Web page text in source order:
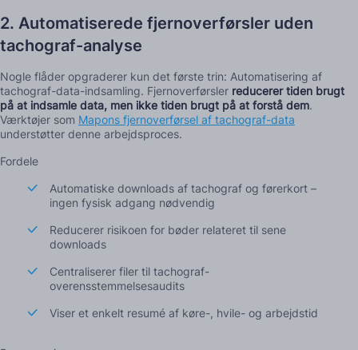
2. Automatiserede fjernoverførsler uden
tachograf-analyse
Nogle flåder opgraderer kun det første trin: Automatisering af
tachograf-data-indsamling. Fjernoverførsler reducerer tiden brugt
på at indsamle data, men ikke tiden brugt på at forstå dem.
Værktøjer som Mapons fjernoverførsel af tachograf-data
understøtter denne arbejdsproces.
Fordele
Automatiske downloads af tachograf og førerkort –
ingen fysisk adgang nødvendig
Reducerer risikoen for bøder relateret til sene
downloads
Centraliserer filer til tachograf-
overensstemmelsesaudits
Viser et enkelt resumé af køre-, hvile- og arbejdstid